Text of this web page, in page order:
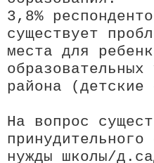
3,8%
существует
места для
образовательных
района (детские
На вопрос
нужды школы/